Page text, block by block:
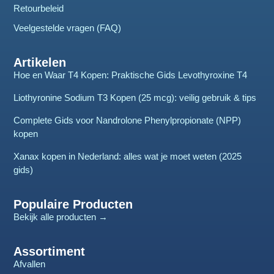
Retourbeleid
Veelgestelde vragen (FAQ)
Artikelen
Hoe en Waar T4 Kopen: Praktische Gids Levothyroxine T4
Liothyronine Sodium T3 Kopen (25 mcg): veilig gebruik & tips
Complete Gids voor Nandrolone Phenylpropionate (NPP)
kopen
Xanax kopen in Nederland: alles wat je moet weten (2025
gids)
Populaire Producten
Bekijk alle producten →
Assortiment
Afvallen